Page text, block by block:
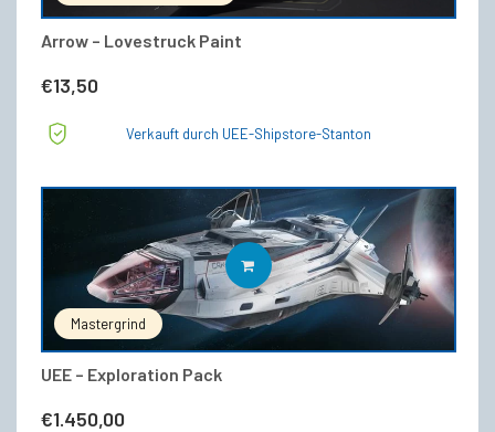
Arrow – Lovestruck Paint
€13,50
Verkauft durch UEE-Shipstore-Stanton
Mastergrind
UEE – Exploration Pack
€1.450,00
IN DEN WARENKORB